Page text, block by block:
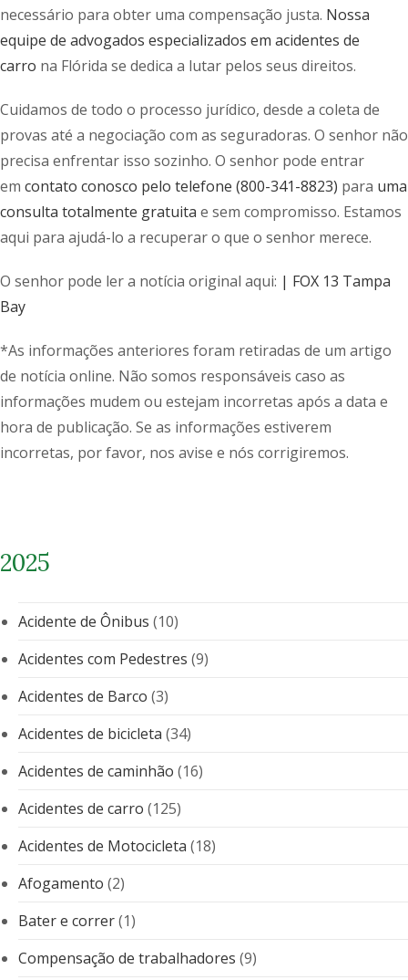
necessário para obter uma compensação justa. Nossa
equipe de advogados especializados em acidentes de
carro na Flórida se dedica a lutar pelos seus direitos.
Cuidamos de todo o processo jurídico, desde a coleta de
provas até a negociação com as seguradoras. O senhor não
precisa enfrentar isso sozinho. O senhor pode entrar
em contato conosco pelo telefone (800-341-8823) para uma
consulta totalmente gratuita e sem compromisso. Estamos
aqui para ajudá-lo a recuperar o que o senhor merece.
O senhor pode ler a notícia original aqui: | FOX 13 Tampa
Bay
*As informações anteriores foram retiradas de um artigo
de notícia online. Não somos responsáveis caso as
informações mudem ou estejam incorretas após a data e
hora de publicação. Se as informações estiverem
incorretas, por favor, nos avise e nós corrigiremos.
2025
Acidente de Ônibus (10)
Acidentes com Pedestres (9)
Acidentes de Barco (3)
Acidentes de bicicleta (34)
Acidentes de caminhão (16)
Acidentes de carro (125)
Acidentes de Motocicleta (18)
Afogamento (2)
Bater e correr(1)
Compensação de trabalhadores (9)